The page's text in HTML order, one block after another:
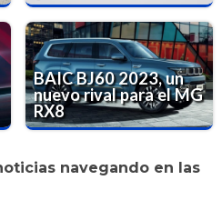
BAIC BJ60 2023, un
nuevo rival para el MG
RX8
navegando en las